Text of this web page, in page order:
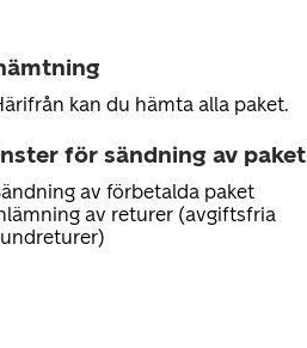
kan du hämta alla paket.
för sändning av paket
av förbetalda paket
av returer (avgiftsfria